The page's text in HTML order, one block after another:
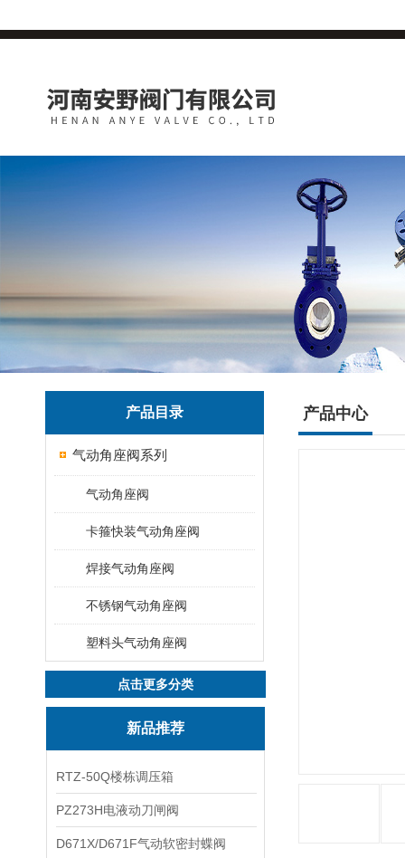
产品目录
气动角座阀系列
气动角座阀
卡箍快装气动角座阀
焊接气动角座阀
不锈钢气动角座阀
塑料头气动角座阀
点击更多分类
新品推荐
RTZ-50Q楼栋调压箱
PZ273H电液动刀闸阀
D671X/D671F气动软密封蝶阀
产品中心